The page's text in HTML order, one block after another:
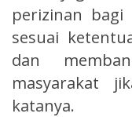
perizinan bagi
sesuai
dan
masyarakat
katanya.